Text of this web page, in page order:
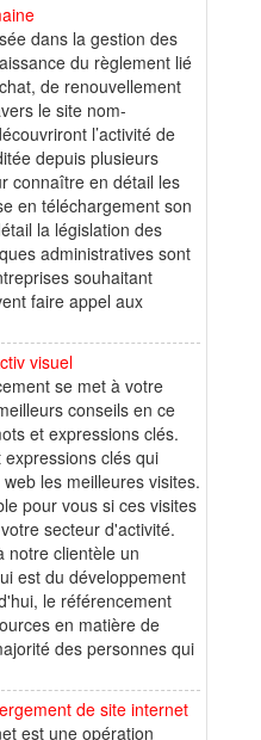
dans la gestion des
du règlement lié
de renouvellement
le site nom-
l’activité de
depuis plusieurs
connaître en détail les
en téléchargement son
la législation des
administratives sont
souhaitant
faire appel aux
visuel
se met à votre
conseils en ce
et expressions clés.
clés qui
les meilleures visites.
pour vous si ces visites
secteur d'activité.
notre clientèle un
est du développement
le référencement
en matière de
des personnes qui
de site internet
est une opération